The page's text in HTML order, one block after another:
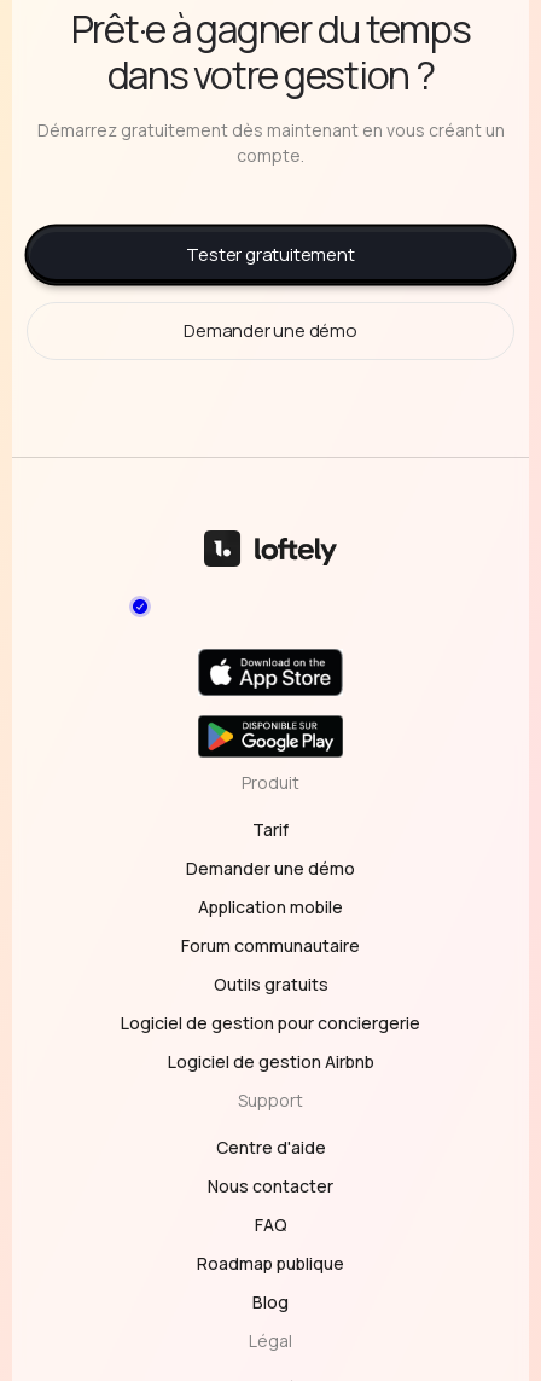
Prêt·e à gagner du temps
dans votre gestion ?
Démarrez gratuitement dès maintenant en vous créant un
compte.
Tester gratuitement
Demander une démo
Produit
Tarif
Demander une démo
Application mobile
Forum communautaire
Outils gratuits
Logiciel de gestion pour conciergerie
Logiciel de gestion Airbnb
Support
Centre d'aide
Nous contacter
FAQ
Roadmap publique
Blog
Légal